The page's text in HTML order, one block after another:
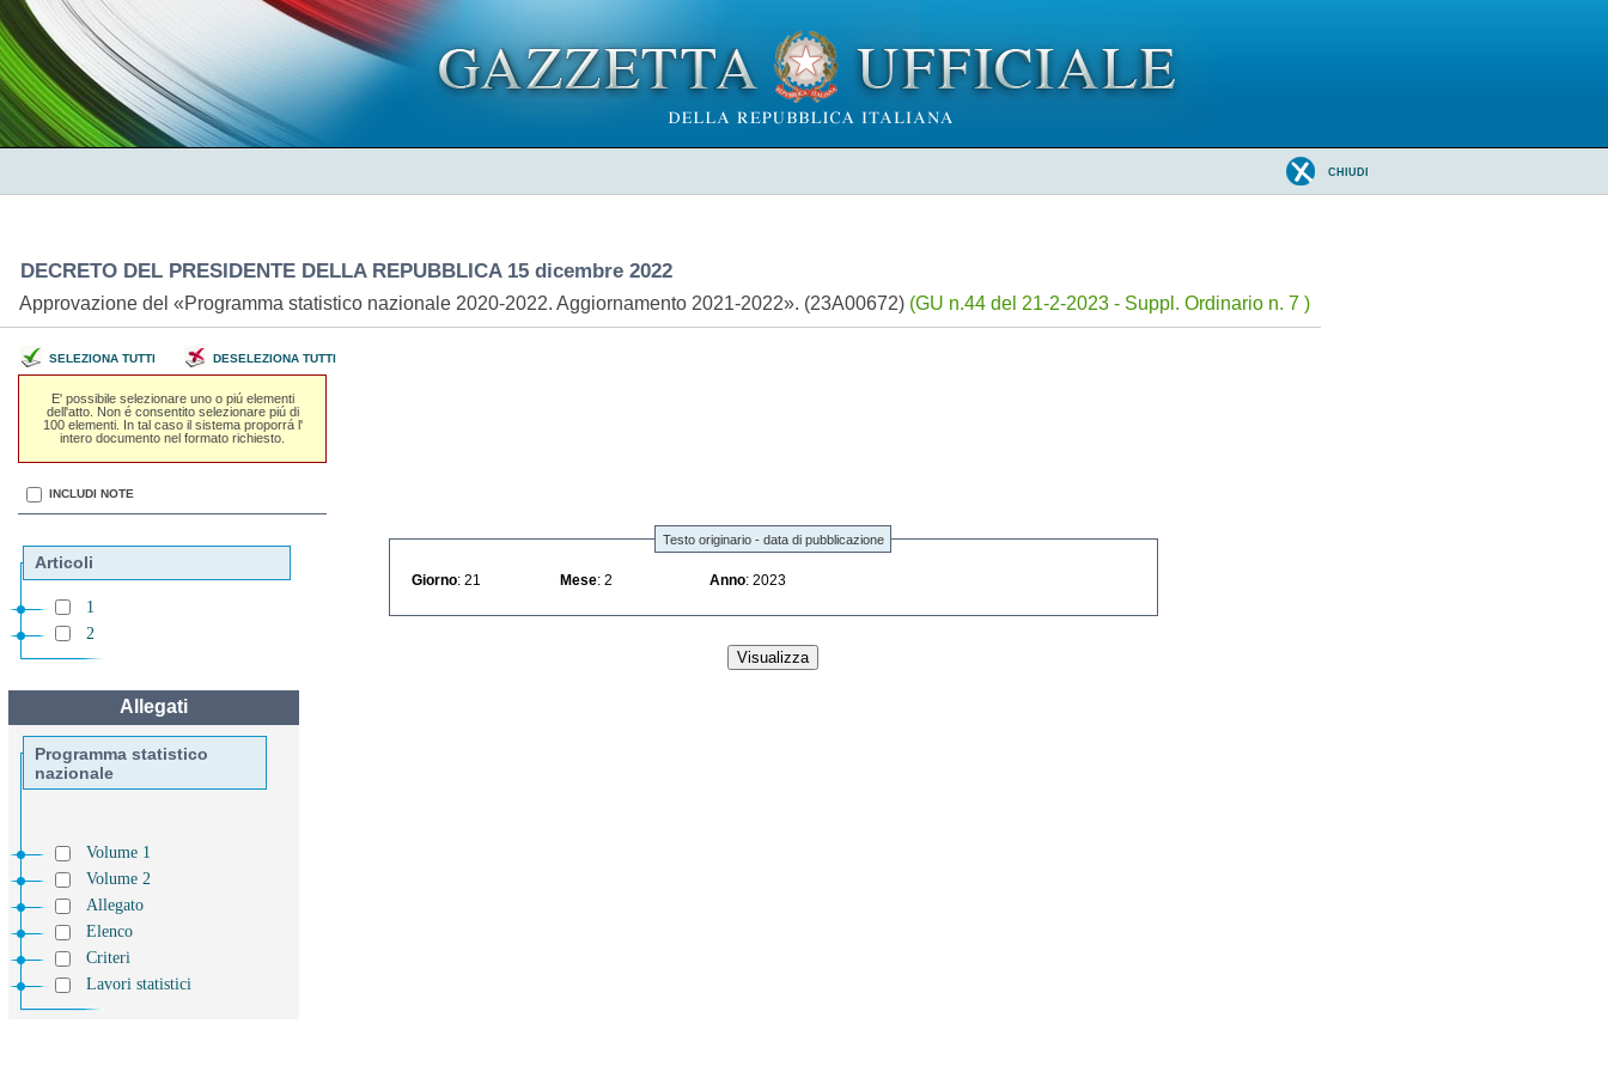
CHIUDI
DECRETO DEL PRESIDENTE DELLA REPUBBLICA 15 dicembre 2022
Approvazione del «Programma statistico nazionale 2020-2022. Aggiornamento 2021-2022». (23A00672) (GU n.44 del 21-2-2023 - Suppl. Ordinario n. 7 )
SELEZIONA TUTTI DESELEZIONA TUTTI
E' possibile selezionare uno o piú elementi
dell'atto. Non é consentito selezionare piú di
100 elementi. In tal caso il sistema proporrá l'
intero documento nel formato richiesto.
INCLUDI NOTE
Articoli
1
2
Allegati
Programma statistico
nazionale
Volume 1
Volume 2
Allegato
Elenco
Criteri
Lavori statistici
Testo originario - data di pubblicazione
Giorno : 21 Mese : 2 Anno : 2023